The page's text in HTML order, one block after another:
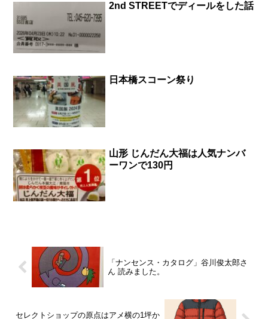
2nd STREETでディールをした話
日本橋スコーン祭り
山形 じんだん大福は人気ナンバ
ーワンで130円
「ナンセンス・カタログ」谷川俊太郎さ
ん 読みました。
セレクトショップの原点はアメ横の1坪か